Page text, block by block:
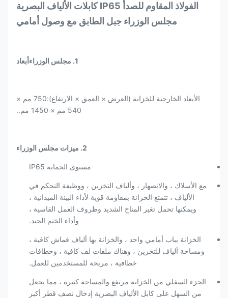
الفولاذ المقاوم للصدأ IP65 كابلات الألياف البصرية
مجلس الوزراء جبل الطابق مع وصول أمامي
1. مجلس الوزراء أبعاد
الأبعاد الخارجية للخزانة (العرض × العمق × الارتفاع):
750 مم ×
540 مم × 1450 مم.
.
2. ميزات مجلس الوزراء
مستوى الحماية IP65
مع الأسلاك ، والانصهار ، وألياف التخزين ، ووظيفة التحكم في
الألياف ، تتمتع الخزانة بمقاومة قوية لأداء البيئة الميدانية ،
ويمكنها تحمل تغير المناخ الشديد وظروف العمل القاسية ،
وأداء الختم الجيد.
الخزانة بباب أمامي واحد ، والخزانة بها ألياف قماش كافية ،
ومساحة ألياف للتخزين ، وهناك ملفات لف كافية ، وخطافات
خطافية ، مريحة للمستخدمين للعمل.
الجزء السفلي من الخزانة مرتفع والمساحة كبيرة ، مما يجعل
من السهل على كابل الألياف البصرية إدخال نصف قطر أكبر